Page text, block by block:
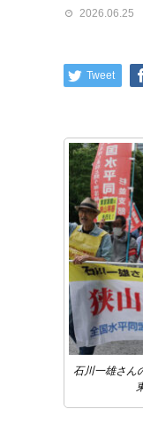
2026.06.25
Tweet
石川一雄さん